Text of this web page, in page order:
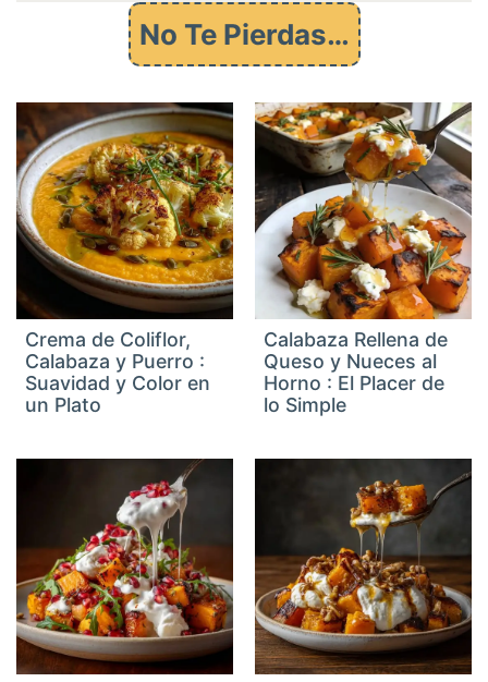
l
No Te Pierdas…
Crema de Coliflor,
Calabaza y Puerro :
Suavidad y Color en
un Plato
Calabaza Rellena de
Queso y Nueces al
Horno : El Placer de
lo Simple